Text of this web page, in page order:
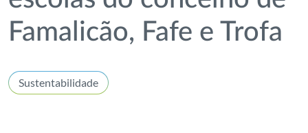
Famalicão, Fafe e Trofa
Sustentabilidade